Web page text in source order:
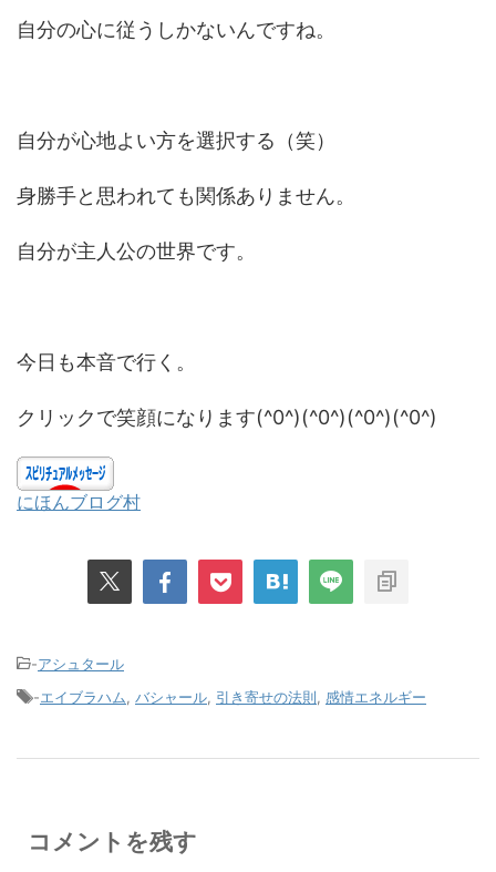
自分の心に従うしかないんですね。
自分が心地よい方を選択する（笑）
身勝手と思われても関係ありません。
自分が主人公の世界です。
今日も本音で行く。
クリックで笑顔になります(^0^)(^0^)(^0^)(^0^)
にほんブログ村
-アシュタール
-エイブラハム, バシャール, 引き寄せの法則, 感情エネルギー
コメントを残す